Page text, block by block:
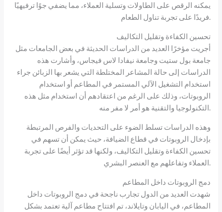
يمكنه الرقص على الطاولات وتسلية العملاء، مما يضفي جوًا ترفيهيًا
فريدًا على تجربة تناول الطعام.
تحسين الكفاءة وتقليل التكاليف
أجريت مؤخرًا العديد من الدراسات الحديثة في بعض الجامعات مثل
جامعة بول ستيت وجامعة نيفادا لاس فيجاس، وأشارت هذه
الدراسات إلى حالة المشاعر المختلطة التي يشعر بها الزبائن جراء
استخدام التشغيل الآلي المستمر في المطاعم أو استخدام
الروبوتات، وذلك على الرغم من اعتقادهم أن استخدام مثل هذه
التكنولوجيا والتقنية هو أمر لا مفر منه.
وهذه الدراسات تسلط الضوء على التحديات والفرص المرتبطة
بإدخال الروبوتات في قطاع الضيافة، حيث يمكن أن تسهم في
تحسين الكفاءة وتقليل التكاليف، ولكنها قد تؤثر أيضًا على تجربة
العملاء وتفاعلهم مع العنصر البشري.
دمج الروبوتات داخل المطاعم
شهدت العديد من الدول تجارب ناجحة في دمج الروبوتات داخل
المطاعم، في اليابان وتايلاند، تم افتتاح مطاعم آلية تعتمد بشكل